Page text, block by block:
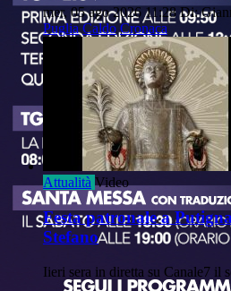
mer, 05 ago 2026 11:28 Di:
Puglia Caldo Cronaca
Attualità Video
Festa patronale a
Stefano
Iieri sera in diretta su Canale7 il